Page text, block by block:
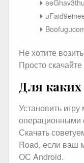
Не хотите
Просто
Для
Установить
операционными
Скачать
Road, если ваш
ОС Android.